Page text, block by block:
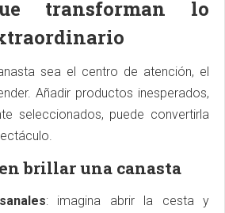
transforman lo
sea el centro de atención, el
Añadir productos inesperados,
seleccionados, puede convertirla
brillar una canasta
: imagina abrir la cesta y